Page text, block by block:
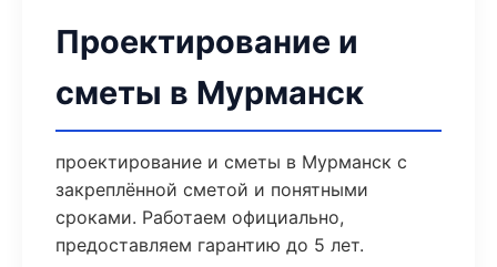
Проектирование и
сметы в Мурманск
проектирование и сметы в Мурманск с
закреплённой сметой и понятными
сроками. Работаем официально,
предоставляем гарантию до 5 лет.